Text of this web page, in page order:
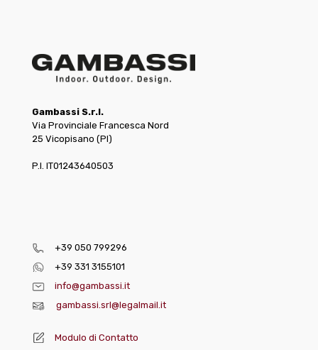
Gambassi S.r.l.
Via Provinciale Francesca Nord
25 Vicopisano (PI)
P.I. IT01243640503
+39 050 799296
+39 331 3155101
info@gambassi.it
gambassi.srl@legalmail.it
Modulo di Contatto